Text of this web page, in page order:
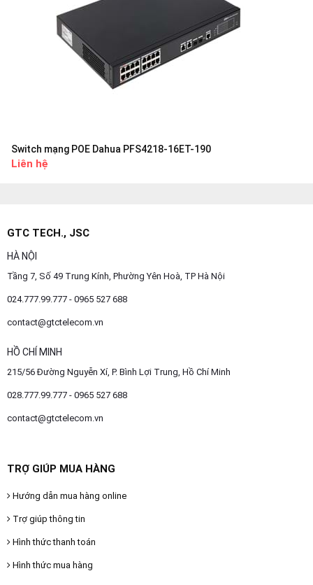
Switch mạng POE Dahua PFS4218-16ET-190
Liên hệ
GTC TECH., JSC
HÀ NỘI
Tầng 7, Số 49 Trung Kính, Phường Yên Hoà, TP Hà Nội
024.777.99.777 - 0965 527 688
contact@gtctelecom.vn
HỒ CHÍ MINH
215/56 Đường Nguyễn Xí, P. Bình Lợi Trung, Hồ Chí Minh
028.777.99.777 - 0965 527 688
contact@gtctelecom.vn
TRỢ GIÚP MUA HÀNG
Hướng dẫn mua hàng online
Trợ giúp thông tin
Hình thức thanh toán
Hình thức mua hàng